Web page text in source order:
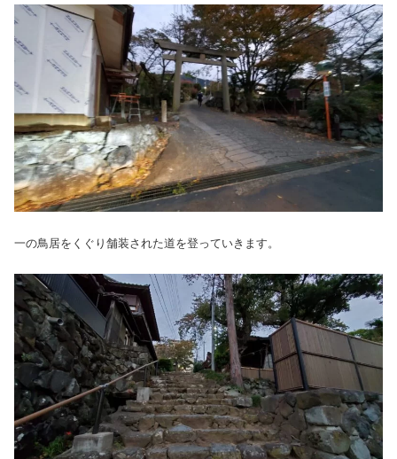
一の鳥居をくぐり舗装された道を登っていきます。